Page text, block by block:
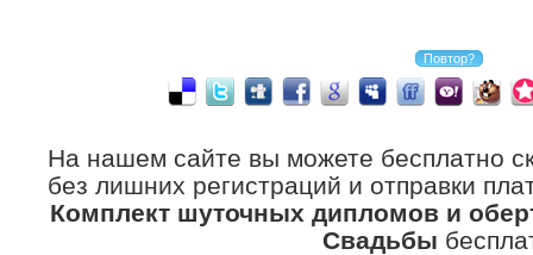
На нашем сайте вы можете бесплатно
без лишних регистраций и отправки
Комплект шуточных дипломов и
Свадьбы